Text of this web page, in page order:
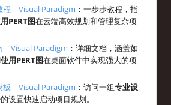
程 – Visual Paradigm ：一步步教程，指
PERT图在云端高效规划和管理复杂项
– Visual Paradigm ：详细文档，涵盖如
用PERT图在桌面软件中实现强大的项
板 – Visual Paradigm ：访问一组专业设
设置快速启动项目规划。